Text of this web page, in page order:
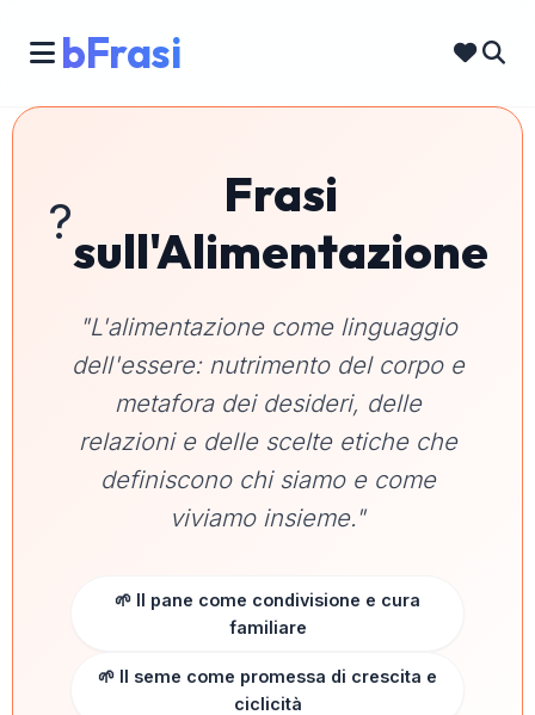
bFrasi
?️
Frasi
sull'Alimentazione
"L'alimentazione come linguaggio
dell'essere: nutrimento del corpo e
metafora dei desideri, delle
relazioni e delle scelte etiche che
definiscono chi siamo e come
viviamo insieme."
🌱 Il pane come condivisione e cura
familiare
🌱 Il seme come promessa di crescita e
ciclicità